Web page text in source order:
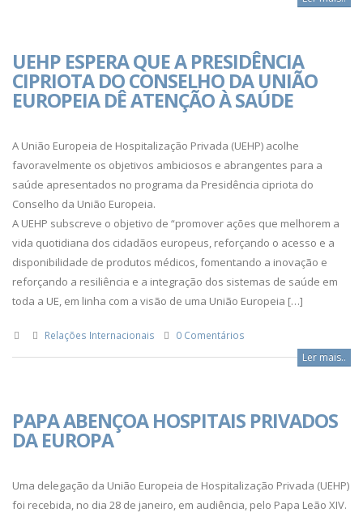
UEHP ESPERA QUE A PRESIDÊNCIA
CIPRIOTA DO CONSELHO DA UNIÃO
EUROPEIA DÊ ATENÇÃO À SAÚDE
A União Europeia de Hospitalização Privada (UEHP) acolhe
favoravelmente os objetivos ambiciosos e abrangentes para a
saúde apresentados no programa da Presidência cipriota do
Conselho da União Europeia.
A UEHP subscreve o objetivo de “promover ações que melhorem a
vida quotidiana dos cidadãos europeus, reforçando o acesso e a
disponibilidade de produtos médicos, fomentando a inovação e
reforçando a resiliência e a integração dos sistemas de saúde em
toda a UE, em linha com a visão de uma União Europeia […]
Relações Internacionais 0 Comentários
Ler mais..
PAPA ABENÇOA HOSPITAIS PRIVADOS
DA EUROPA
Uma delegação da União Europeia de Hospitalização Privada (UEHP)
foi recebida, no dia 28 de janeiro, em audiência, pelo Papa Leão XIV.